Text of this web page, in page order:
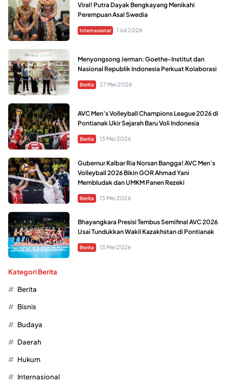
Viral! Putra Dayak Bengkayang Menikahi
Perempuan Asal Swedia
Internasional 1 Juli 2026
Menyongsong Jerman: Goethe-Institut dan
Nasional Republik Indonesia Perkuat Kolaborasi
Berita 27 Mei 2026
AVC Men’s Volleyball Champions League 2026 di
Pontianak Ukir Sejarah Baru Voli Indonesia
Berita 13 Mei 2026
Gubernur Kalbar Ria Norsan Bangga! AVC Men’s
Volleyball 2026 Bikin GOR Ahmad Yani
Membludak dan UMKM Panen Rezeki
Berita 13 Mei 2026
Bhayangkara Presisi Tembus Semifinal AVC 2026
Usai Tundukkan Wakil Kazakhstan di Pontianak
Berita 13 Mei 2026
Kategori Berita
Berita
Bisnis
Budaya
Daerah
Hukum
Internasional